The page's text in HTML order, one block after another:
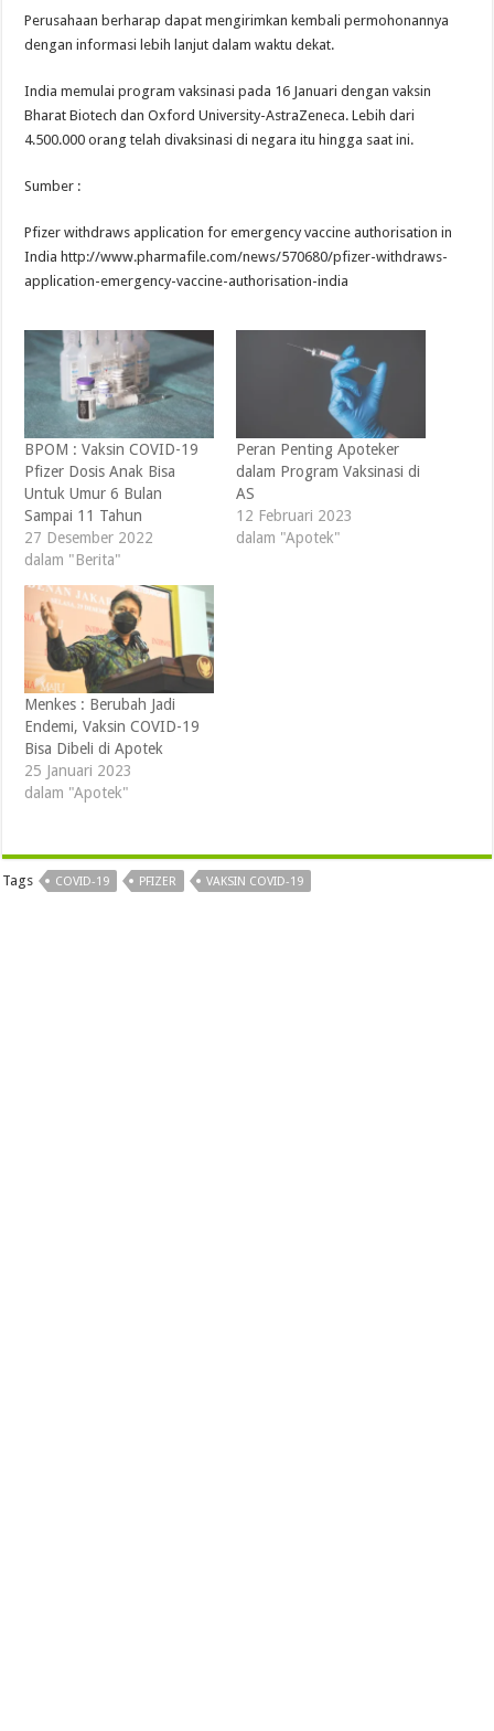
Perusahaan berharap dapat mengirimkan kembali permohonannya
dengan informasi lebih lanjut dalam waktu dekat.
India memulai program vaksinasi pada 16 Januari dengan vaksin
Bharat Biotech dan Oxford University-AstraZeneca. Lebih dari
4.500.000 orang telah divaksinasi di negara itu hingga saat ini.
Sumber :
Pfizer withdraws application for emergency vaccine authorisation in
India http://www.pharmafile.com/news/570680/pfizer-withdraws-
application-emergency-vaccine-authorisation-india
BPOM : Vaksin COVID-19
Pfizer Dosis Anak Bisa
Untuk Umur 6 Bulan
Sampai 11 Tahun
27 Desember 2022
dalam "Berita"
Peran Penting Apoteker
dalam Program Vaksinasi di
AS
12 Februari 2023
dalam "Apotek"
Menkes : Berubah Jadi
Endemi, Vaksin COVID-19
Bisa Dibeli di Apotek
25 Januari 2023
dalam "Apotek"
Tags COVID-19 PFIZER VAKSIN COVID-19